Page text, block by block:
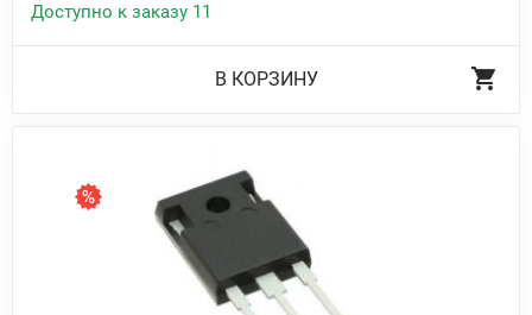
Доступно к заказу 11
В КОРЗИНУ